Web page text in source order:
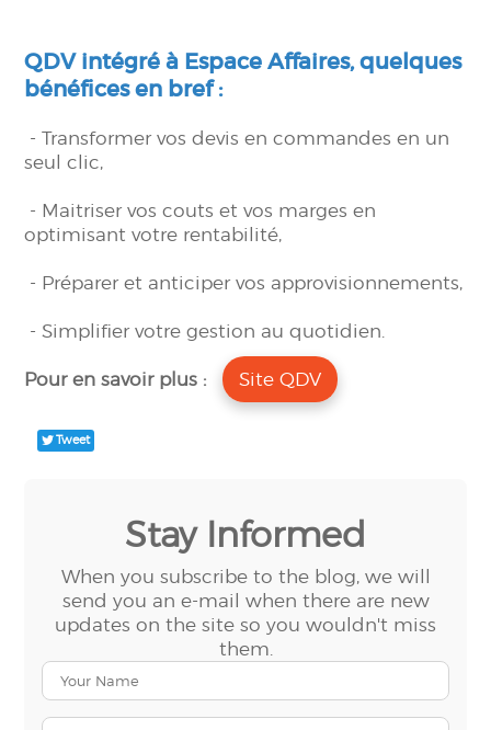
QDV intégré à Espace Affaires, quelques
bénéfices en bref :
- Transformer vos devis en commandes en un
seul clic,
- Maitriser vos couts et vos marges en
optimisant votre rentabilité,
- Préparer et anticiper vos approvisionnements,
- Simplifier votre gestion au quotidien.
Pour en savoir plus : Site QDV
Tweet
Stay Informed
When you subscribe to the blog, we will
send you an e-mail when there are new
updates on the site so you wouldn't miss
them.
Name